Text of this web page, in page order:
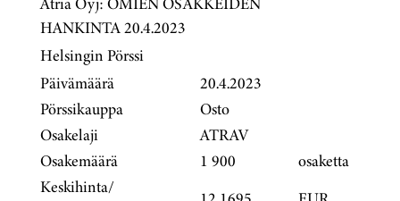
HANKINTA 20.4.2023
Helsingin Pörssi
Päivämäärä
20.4.2023
Pörssikauppa
Osto
Osakelaji
ATRAV
Osakemäärä
1 900
osaketta
Keskihinta/